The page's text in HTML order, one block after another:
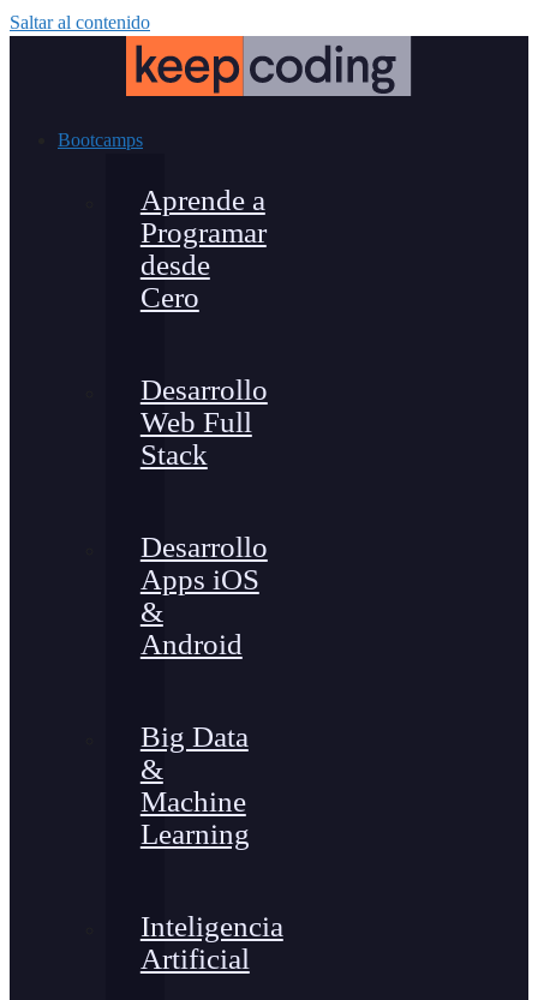
Saltar al contenido
Bootcamps
Aprende a
Programar
desde
Cero
Desarrollo
Web Full
Stack
Desarrollo
Apps iOS
&
Android
Big Data
&
Machine
Learning
Inteligencia
Artificial